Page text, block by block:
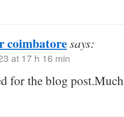
coimbatoresays:
at 17 h 16 min
for the blog